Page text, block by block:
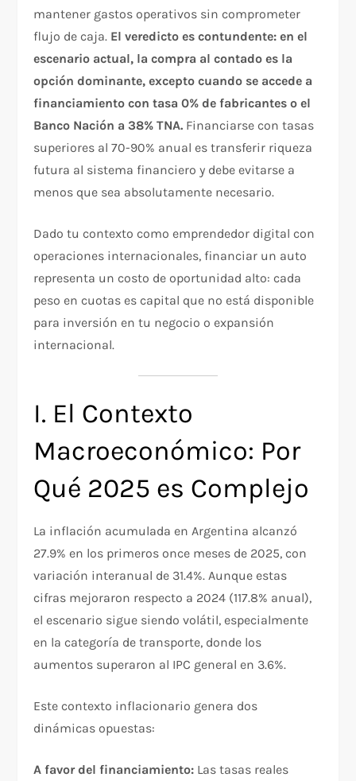
mantener gastos operativos sin comprometer
flujo de caja. El veredicto es contundente: en el
escenario actual, la compra al contado es la
opción dominante, excepto cuando se accede a
financiamiento con tasa 0% de fabricantes o el
Banco Nación a 38% TNA. Financiarse con tasas
superiores al 70-90% anual es transferir riqueza
futura al sistema financiero y debe evitarse a
menos que sea absolutamente necesario.​
Dado tu contexto como emprendedor digital con
operaciones internacionales, financiar un auto
representa un costo de oportunidad alto: cada
peso en cuotas es capital que no está disponible
para inversión en tu negocio o expansión
internacional.
I. El Contexto
Macroeconómico: Por
Qué 2025 es Complejo
La inflación acumulada en Argentina alcanzó
27.9% en los primeros once meses de 2025, con
variación interanual de 31.4%. Aunque estas
cifras mejoraron respecto a 2024 (117.8% anual),
el escenario sigue siendo volátil, especialmente
en la categoría de transporte, donde los
aumentos superaron al IPC general en 3.6%.​
Este contexto inflacionario genera dos
dinámicas opuestas:
A favor del financiamiento: Las tasas reales